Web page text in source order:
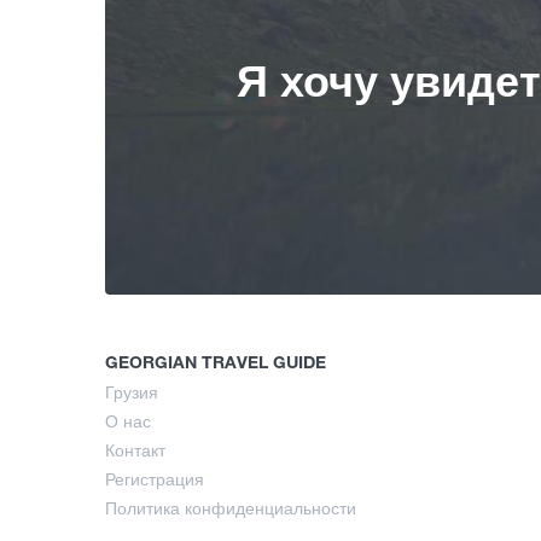
Я хочу
GEORGIAN TRAVEL GUIDE
Грузия
О нас
Контакт
Регистрация
Политика конфиденциальности